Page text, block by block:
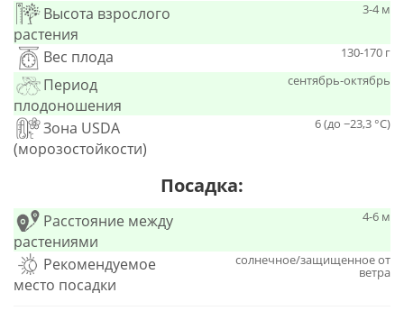
Высота взрослого
растения
3-4 м
Вес плода 130-170 г
Период
плодоношения
сентябрь-октябрь
Зона USDA
(морозостойкости)
6 (до −23,3 °C)
Посадка:
Расстояние между
растениями
4-6 м
Рекомендуемое
место посадки
солнечное/защищенное от
ветра